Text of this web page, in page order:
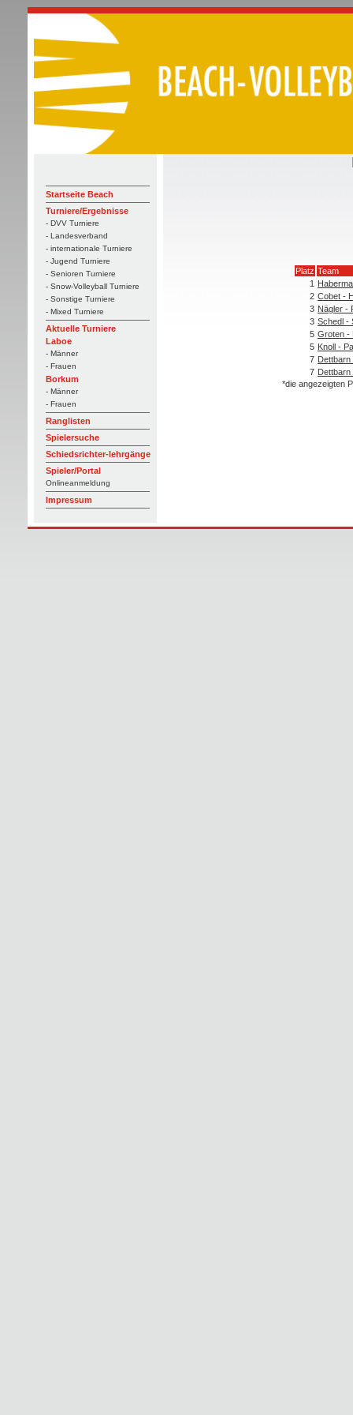
Startseite Beach
Turniere/Ergebnisse
- DVV Turniere
- Landesverband
- internationale Turniere
- Jugend Turniere
- Senioren Turniere
- Snow-Volleyball Turniere
- Sonstige Turniere
- Mixed Turniere
Aktuelle Turniere
Laboe
- Männer
- Frauen
Borkum
- Männer
- Frauen
Ranglisten
Spielersuche
Schiedsrichter-lehrgänge
Spieler/Portal
Onlineanmeldung
Impressum
Platz Team
1
2 Cobet -
3 Nägler -
3 Schedl -
5 Groten -
5 Knoll -
7
7 Dettbarn
*die angezeigten